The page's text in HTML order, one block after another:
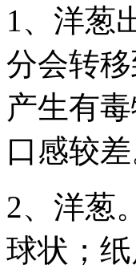
1、洋葱
分会转
产生有
口感较差
2、洋葱
球状；